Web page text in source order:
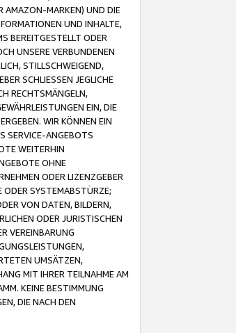
AMAZON-MARKEN) UND DIE
UND INHALTE,
BEREITGESTELLT ODER
UNSERE VERBUNDENEN
STILLSCHWEIGEND,
SCHLIESSEN JEGLICHE
RECHTSMÄNGELN,
EIN, DIE
WIR KÖNNEN EIN
SERVICE-ANGEBOTS
WEITERHIN
OHNE
ODER LIZENZGEBER
ODER SYSTEMABSTÜRZE;
VON DATEN, BILDERN,
ODER JURISTISCHEN
VEREINBARUNG
UMSÄTZEN,
MIT IHRER TEILNAHME AM
KEINE BESTIMMUNG
DIE NACH DEN